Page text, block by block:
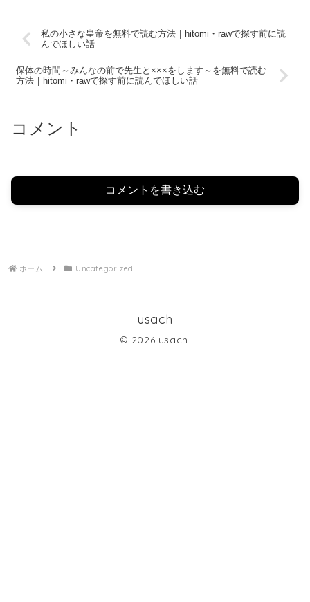
私の小さな皇帝を無料で読む方法｜hitomi・rawで探す前に読
んでほしい話
保体の時間～みんなの前で先生と×××をします～を無料で読む
方法｜hitomi・rawで探す前に読んでほしい話
コメント
コメントを書き込む
ホーム Uncategorized
usach
© 2026 usach.